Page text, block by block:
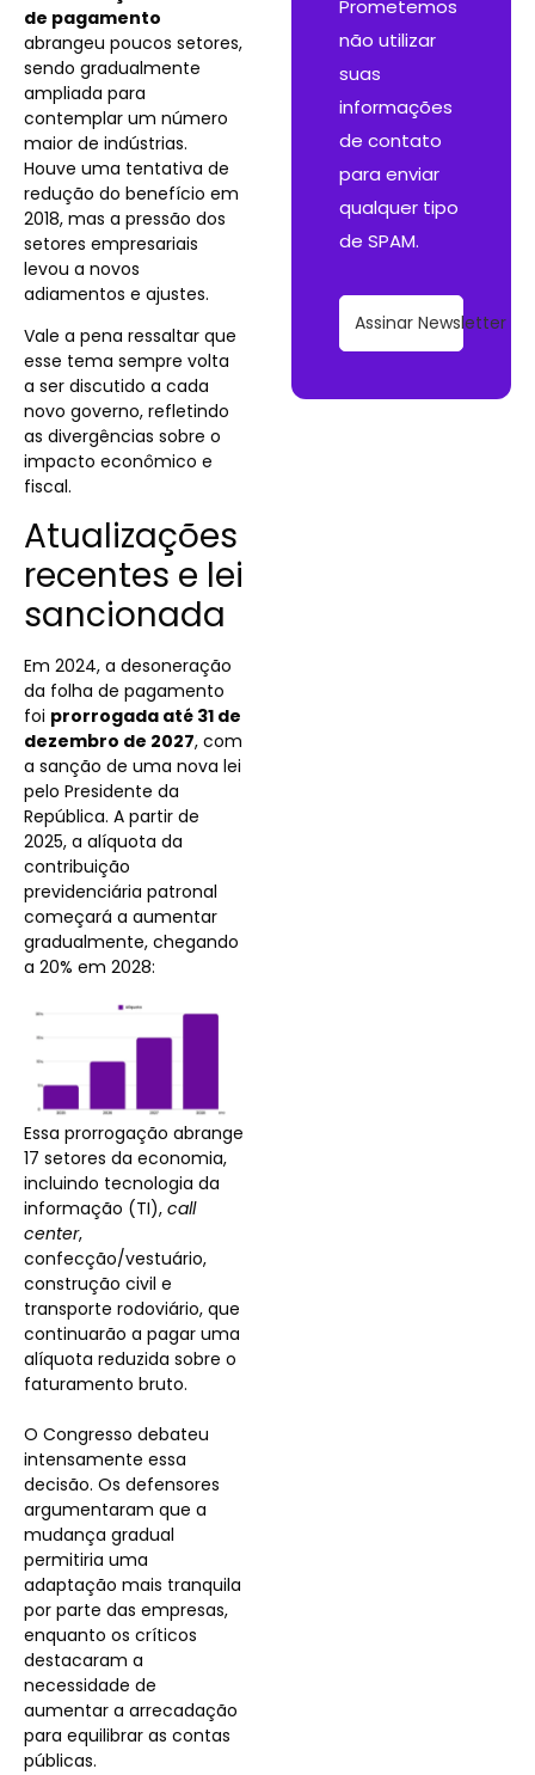
de pagamento
abrangeu poucos setores,
sendo gradualmente
ampliada para
contemplar um número
maior de indústrias.
Houve uma tentativa de
redução do benefício em
2018, mas a pressão dos
setores empresariais
levou a novos
adiamentos e ajustes.
Vale a pena ressaltar que
esse tema sempre volta
a ser discutido a cada
novo governo, refletindo
as divergências sobre o
impacto econômico e
fiscal.
Atualizações
recentes e lei
sancionada
Em 2024, a desoneração
da folha de pagamento
foi prorrogada até 31 de
dezembro de 2027, com
a sanção de uma nova lei
pelo Presidente da
República. A partir de
2025, a alíquota da
contribuição
previdenciária patronal
começará a aumentar
gradualmente, chegando
a 20% em 2028:
Essa prorrogação abrange
17 setores da economia,
incluindo tecnologia da
informação (TI), call
center,
confecção/vestuário,
construção civil e
transporte rodoviário, que
continuarão a pagar uma
alíquota reduzida sobre o
faturamento bruto.
O Congresso debateu
intensamente essa
decisão. Os defensores
argumentaram que a
mudança gradual
permitiria uma
adaptação mais tranquila
por parte das empresas,
enquanto os críticos
destacaram a
necessidade de
aumentar a arrecadação
para equilibrar as contas
públicas.
Prometemos
não utilizar
suas
informações
de contato
para enviar
qualquer tipo
de SPAM.
Assinar Newsletter